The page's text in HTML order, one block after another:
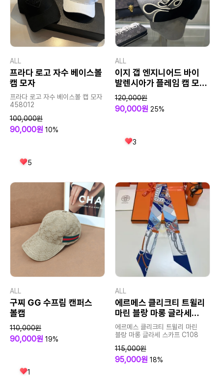
ALL
프라다 로고 자수 베이스볼
캡 모자
프라다 로고 자수 베이스볼 캡 모자
458012
100,000원
90,000원 10%
5
ALL
이지 갭 엔지니어드 바이
발렌시아가 플레임 캡 모자
칸예 웨스트
120,000원
90,000원 25%
3
ALL
구찌 GG 수프림 캔퍼스
볼캡
110,000원
90,000원 19%
1
ALL
에르메스 클리크티 트윌리
마린 블랑 마롱 글라세
스카프
에르메스 클리크티 트윌리 마린
블랑 마롱 글라세 스카프 C108
115,000원
95,000원 18%